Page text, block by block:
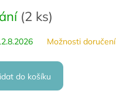
(2 ks)
Možnosti doručení
do košíku